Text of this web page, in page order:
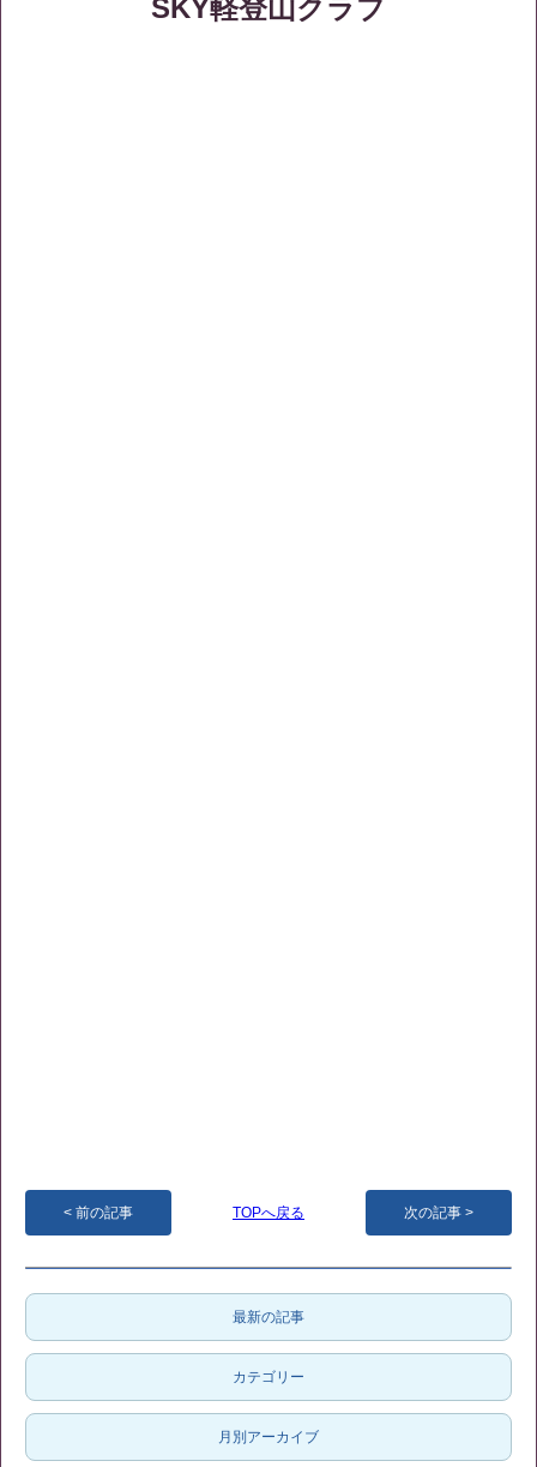
SKY軽登山クラブ
前の記事 TOPへ戻る 次の記事
最新の記事
カテゴリー
月別アーカイブ